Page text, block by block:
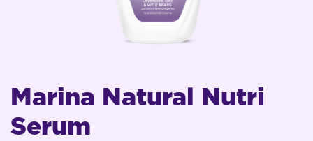
Marina Natural Nutri
Serum